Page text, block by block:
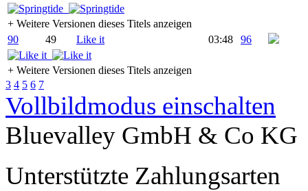
+ Weitere Versionen dieses Titels anzeigen
90
49 Like it 03:48 96
+ Weitere Versionen dieses Titels anzeigen
3 4 5 6 7
Vollbildmodus einschalten
Bluevalley GmbH & Co KG
Unterstützte Zahlungsarten